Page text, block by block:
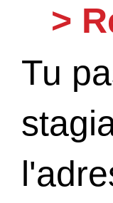
>
Tu